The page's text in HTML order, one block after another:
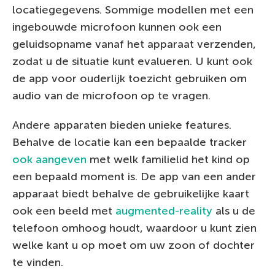
locatiegegevens. Sommige modellen met een
ingebouwde microfoon kunnen ook een
geluidsopname vanaf het apparaat verzenden,
zodat u de situatie kunt evalueren. U kunt ook
de app voor ouderlijk toezicht gebruiken om
audio van de microfoon op te vragen.
Andere apparaten bieden unieke features.
Behalve de locatie kan een bepaalde tracker
ook aangeven met welk familielid het kind op
een bepaald moment is. De app van een ander
apparaat biedt behalve de gebruikelijke kaart
ook een beeld met augmented-reality als u de
telefoon omhoog houdt, waardoor u kunt zien
welke kant u op moet om uw zoon of dochter
te vinden.